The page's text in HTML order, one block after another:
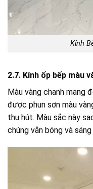
Kính
2.7. Kính ốp bếp màu
Màu vàng chanh mang
được phun sơn màu
thu hút. Màu sắc này
chúng vẫn bóng và